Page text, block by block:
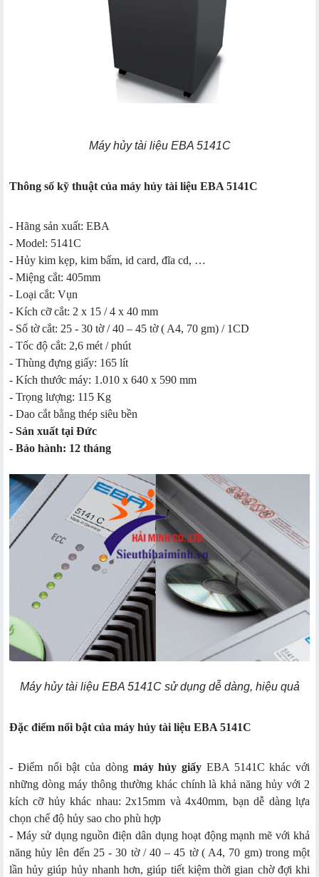
Máy hủy tài liệu EBA 5141C
Thông số kỹ thuật của máy hủy tài liệu EBA 5141C
- Hãng sản xuất: EBA
- Model: 5141C
- Hủy kim kẹp, kim bấm, id card, đĩa cd, …
- Miệng cắt: 405mm
- Loại cắt: Vụn
- Kích cỡ cắt: 2 x 15 / 4 x 40 mm
- Số tờ cắt: 25 - 30 tờ / 40 – 45 tờ ( A4, 70 gm) / 1CD
- Tốc độ cắt: 2,6 mét / phút
- Thùng đựng giấy: 165 lít
- Kích thước máy: 1.010 x 640 x 590 mm
- Trọng lượng: 115 Kg
- Dao cắt bằng thép siêu bền
- Sản xuất tại Đức
- Bảo hành: 12 tháng
Máy hủy tài liệu EBA 5141C sử dụng dễ dàng, hiệu quả
Đặc điểm nổi bật của máy hủy tài liệu EBA 5141C
- Điểm nổi bật của dòng máy hủy giấy EBA 5141C khác với
những dòng máy thông thường khác chính là khả năng hủy với 2
kích cỡ hủy khác nhau: 2x15mm và 4x40mm, bạn dễ dàng lựa
chọn chế độ hủy sao cho phù hợp
- Máy sử dụng nguồn điện dân dụng hoạt động mạnh mẽ với khả
năng hủy lên đến 25 - 30 tờ / 40 – 45 tờ ( A4, 70 gm) trong một
lần hủy giúp hủy nhanh hơn, giúp tiết kiệm thời gian chờ đợi khi